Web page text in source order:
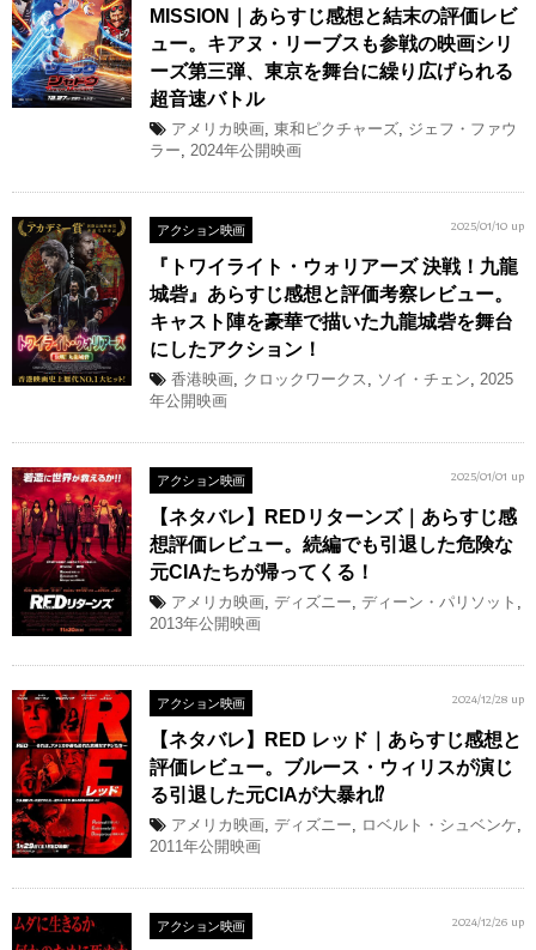
MISSION｜あらすじ感想と結末の評価レビ
ュー。キアヌ・リーブスも参戦の映画シリ
ーズ第三弾、東京を舞台に繰り広げられる
超音速バトル
アメリカ映画, 東和ピクチャーズ, ジェフ・ファウ
ラー, 2024年公開映画
アクション映画 2025/01/10 up
『トワイライト・ウォリアーズ 決戦！九龍
城砦』あらすじ感想と評価考察レビュー。
キャスト陣を豪華で描いた九龍城砦を舞台
にしたアクション！
香港映画, クロックワークス , ソイ・チェン, 2025
年公開映画
アクション映画 2025/01/01 up
【ネタバレ】REDリターンズ｜あらすじ感
想評価レビュー。続編でも引退した危険な
元CIAたちが帰ってくる！
アメリカ映画, ディズニー, ディーン・パリソット ,
2013年公開映画
アクション映画 2024/12/28 up
【ネタバレ】RED レッド｜あらすじ感想と
評価レビュー。ブルース・ウィリスが演じ
る引退した元CIAが大暴れ⁉︎
アメリカ映画, ディズニー, ロベルト・シュベンケ,
2011年公開映画
アクション映画 2024/12/26 up